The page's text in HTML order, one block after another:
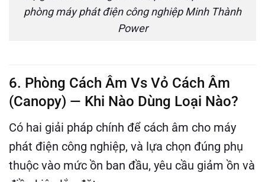
phòng máy phát điện công nghiệp Minh Thành
Power
6. Phòng Cách Âm Vs Vỏ Cách Âm
(Canopy) — Khi Nào Dùng Loại Nào?
Có hai giải pháp chính để cách âm cho máy
phát điện công nghiệp, và lựa chọn đúng phụ
thuộc vào mức ồn ban đầu, yêu cầu giảm ồn và